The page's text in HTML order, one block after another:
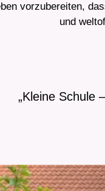
vorzubereiten,
und
„Kleine Schule